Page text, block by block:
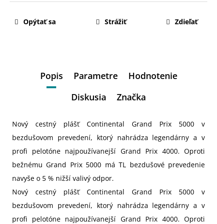
Opýtať sa Strážiť Zdieľať
Popis Parametre
Hodnotenie
Diskusia
Značka
Nový cestný plášť Continental Grand Prix 5000 v
bezdušovom prevedení, ktorý nahrádza legendárny a v
profi pelotóne najpoužívanejší Grand Prix 4000. Oproti
bežnému Grand Prix 5000 má TL bezdušové prevedenie
navyše o 5 % nižší valivý odpor.
Nový cestný plášť Continental Grand Prix 5000 v
bezdušovom prevedení, ktorý nahrádza legendárny a v
profi pelotóne najpoužívanejší Grand Prix 4000. Oproti